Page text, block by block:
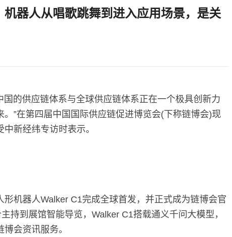
器人从唱歌跳舞到进入应用场景，是关
的供应链体系与全球供应链体系正在一个极具创新力
”在第四届中国国际供应链促进博览会(下称链博会)现
新经纬专访时表示。
机器人Walker C1完成全球首发，并正式成为链博会官
持到展馆智能导览，Walker C1搭载通义千问大模型，
会资讯服务。